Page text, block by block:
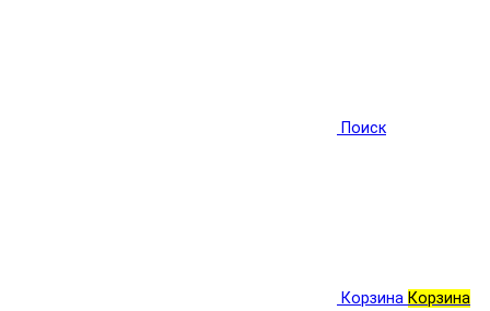
Поиск
Корзина Корзина